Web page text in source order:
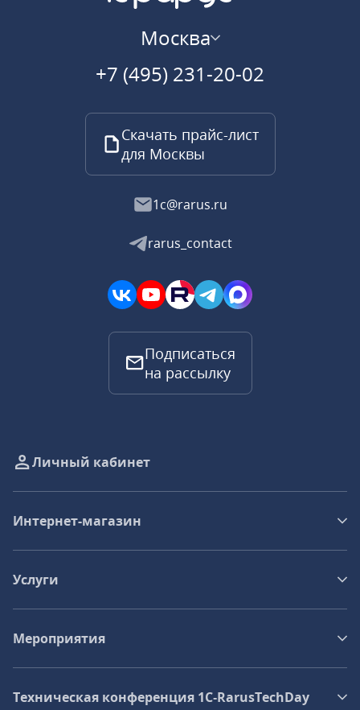
Москва
+7 (495) 231-20-02
Скачать прайс-лист
для Москвы
1c@rarus.ru
rarus_contact
Подписаться
на рассылку
Личный кабинет
Интернет-магазин
Услуги
Мероприятия
Техническая конференция 1C‑RarusTechDay